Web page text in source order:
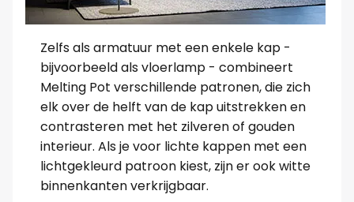
Zelfs als armatuur met een enkele kap -
bijvoorbeeld als vloerlamp - combineert
Melting Pot verschillende patronen, die zich
elk over de helft van de kap uitstrekken en
contrasteren met het zilveren of gouden
interieur. Als je voor lichte kappen met een
lichtgekleurd patroon kiest, zijn er ook witte
binnenkanten verkrijgbaar.